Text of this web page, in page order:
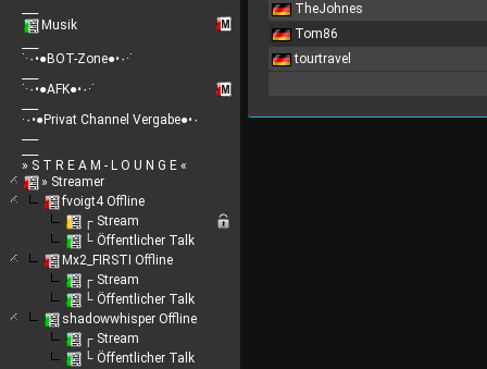
Musik
˙·٠•●BOT-Zone●•٠·˙
˙·٠•●AFK●•٠·˙
·٠•●Privat Channel Vergabe●•٠
» S T R E A M - L O U N G E «
» Streamer
fvoigt4 Offline
┌ Stream
└ Öffentlicher Talk
Mx2_FIRSTI Offline
┌ Stream
└ Öffentlicher Talk
shadowwhisper Offline
┌ Stream
└ Öffentlicher Talk
TheJohnes
Tom86
tourtravel